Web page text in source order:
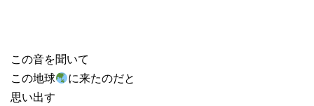
この音を聞いて
この地球
に来たのだと
思い出す